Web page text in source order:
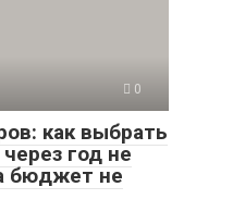
0
как выбрать
год не
бюджет не